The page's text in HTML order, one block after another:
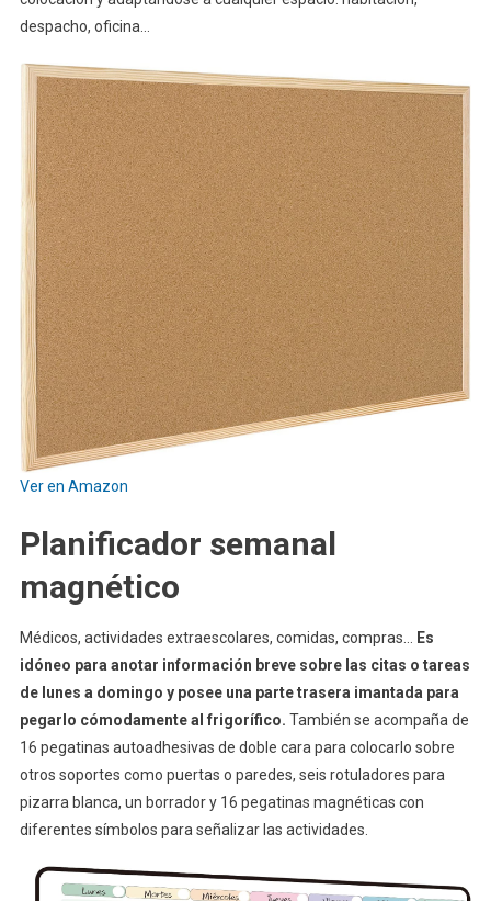
despacho, oficina…
Ver en Amazon
Planificador semanal
magnético
Médicos, actividades extraescolares, comidas, compras…
Es
idóneo para anotar información breve sobre las citas o tareas
de lunes a domingo y posee una parte trasera imantada para
pegarlo cómodamente al frigorífico. También se acompaña de
16 pegatinas autoadhesivas de doble cara para colocarlo sobre
otros soportes como puertas o paredes, seis rotuladores para
pizarra blanca, un borrador y 16 pegatinas magnéticas con
diferentes símbolos para señalizar las actividades.